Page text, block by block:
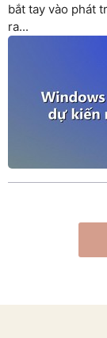
bắt tay vào phát
ra...